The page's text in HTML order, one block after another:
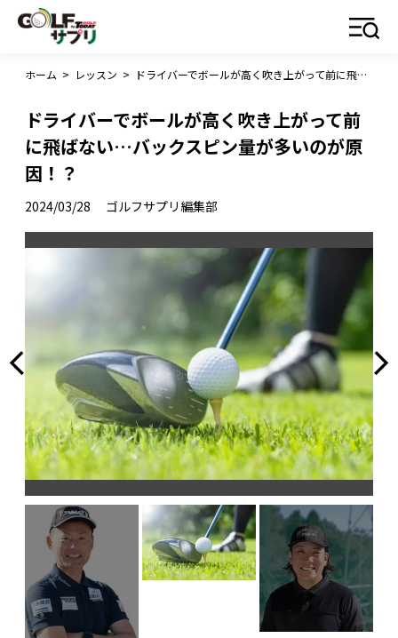
ホーム > レッスン > ドライバーでボールが高く吹き上がって前に飛ばない…バックスピン量が多いのが原因！？
ドライバーでボールが高く吹き上がって前
に飛ばない…バックスピン量が多いのが原
因！？
2024/03/28 ゴルフサプリ編集部